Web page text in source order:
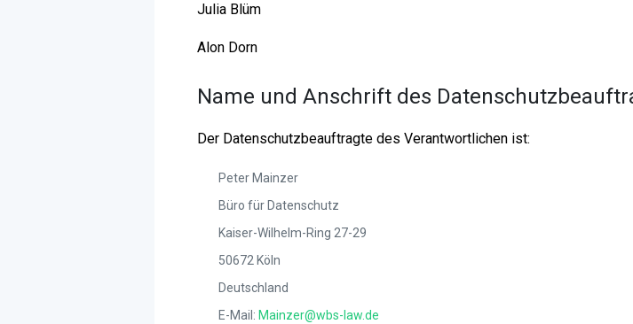
Julia Blüm
Alon Dorn
Name und Anschrift des
Der Datenschutzbeauftragte des Verantwortlichen ist:
Peter Mainzer
Büro für Datenschutz
Kaiser-Wilhelm-Ring 27-29
50672 Köln
Deutschland
E-Mail: Mainzer@wbs-law.de